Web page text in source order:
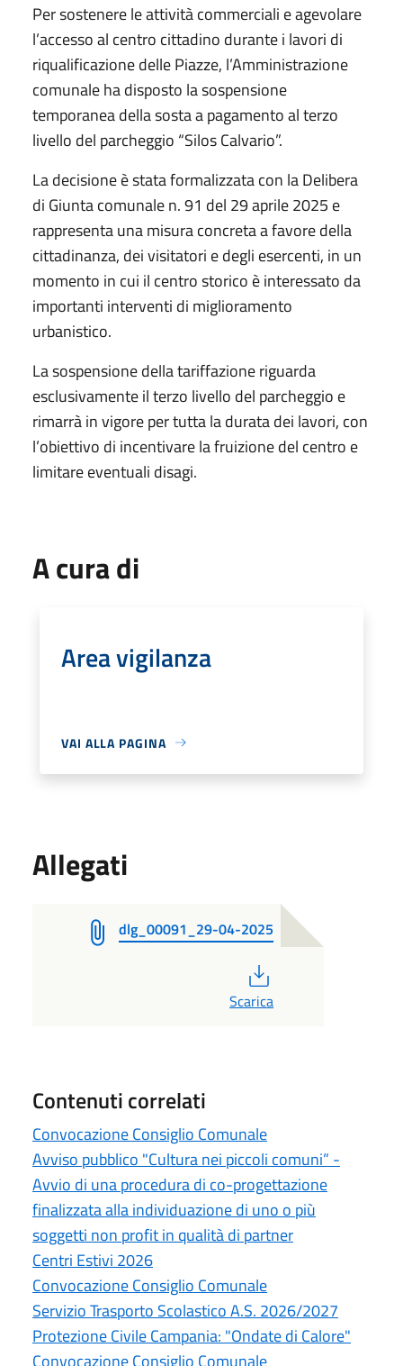
Per sostenere le attività commerciali e agevolare
l’accesso al centro cittadino durante i lavori di
riqualificazione delle Piazze, l’Amministrazione
comunale ha disposto la sospensione
temporanea della sosta a pagamento al terzo
livello del parcheggio “Silos Calvario”.
La decisione è stata formalizzata con la Delibera
di Giunta comunale n. 91 del 29 aprile 2025 e
rappresenta una misura concreta a favore della
cittadinanza, dei visitatori e degli esercenti, in un
momento in cui il centro storico è interessato da
importanti interventi di miglioramento
urbanistico.
La sospensione della tariffazione riguarda
esclusivamente il terzo livello del parcheggio e
rimarrà in vigore per tutta la durata dei lavori, con
l’obiettivo di incentivare la fruizione del centro e
limitare eventuali disagi.
A cura di
Area vigilanza
VAI ALLA PAGINA
Allegati
dlg_00091_29-04-2025
Scarica
Contenuti correlati
Convocazione Consiglio Comunale
Avviso pubblico "Cultura nei piccoli comuni” -
Avvio di una procedura di co-progettazione
finalizzata alla individuazione di uno o più
soggetti non profit in qualità di partner
Centri Estivi 2026
Convocazione Consiglio Comunale
Servizio Trasporto Scolastico A.S. 2026/2027
Protezione Civile Campania: "Ondate di Calore"
Convocazione Consiglio Comunale